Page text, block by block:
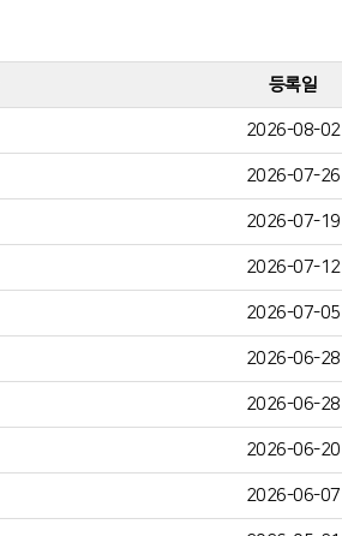
등록일
2026-08-02
2026-07-26
2026-07-19
2026-07-12
2026-07-05
2026-06-28
2026-06-28
2026-06-20
2026-06-07